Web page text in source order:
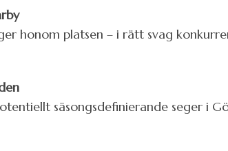
honom platsen – i rätt svag
säsongsdefinierande seger i